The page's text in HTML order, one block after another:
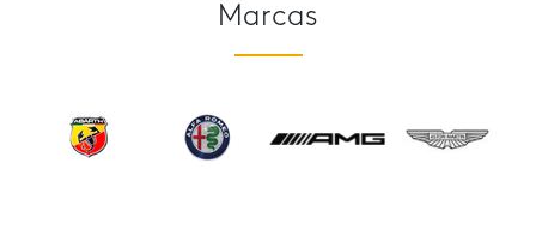
Marcas